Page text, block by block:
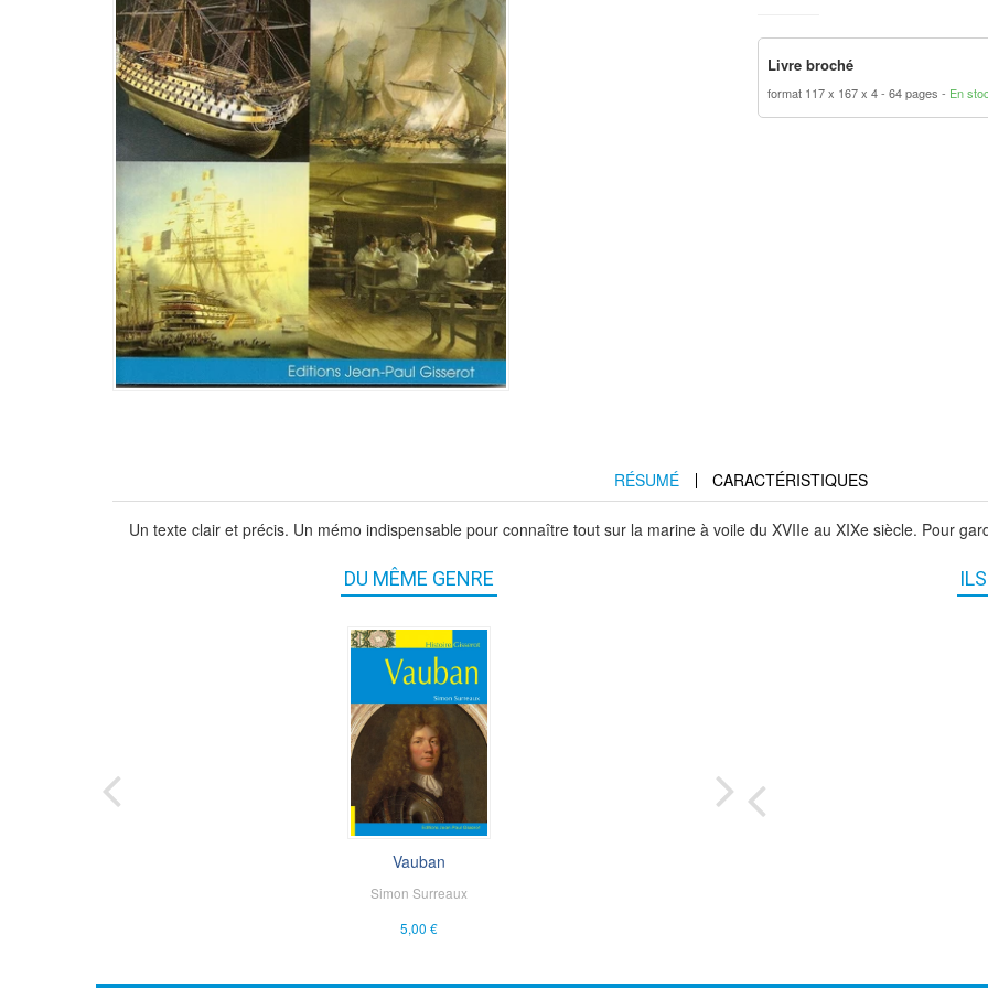
Livre broché
format 117 x 167 x 4 64 pages En
RÉSUMÉ CARACTÉRISTIQUES
Un texte clair et précis. Un mémo indispensable pour connaître tout sur la marine à voile du XVIIe au XIXe siècle. Pour
DU MÊME GENRE
Vauban
Simon Surreaux
5,00 €
Le paysan au Mo...
Fabrice Mouthon
5,00 €